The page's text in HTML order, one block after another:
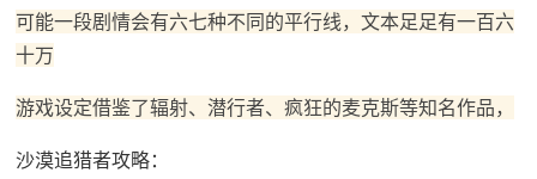
可能一段剧情会有六七种不同的平行线，文本足足有一百六
十万
游戏设定借鉴了辐射、潜行者、疯狂的麦克斯等知名作品，
沙漠追猎者攻略：